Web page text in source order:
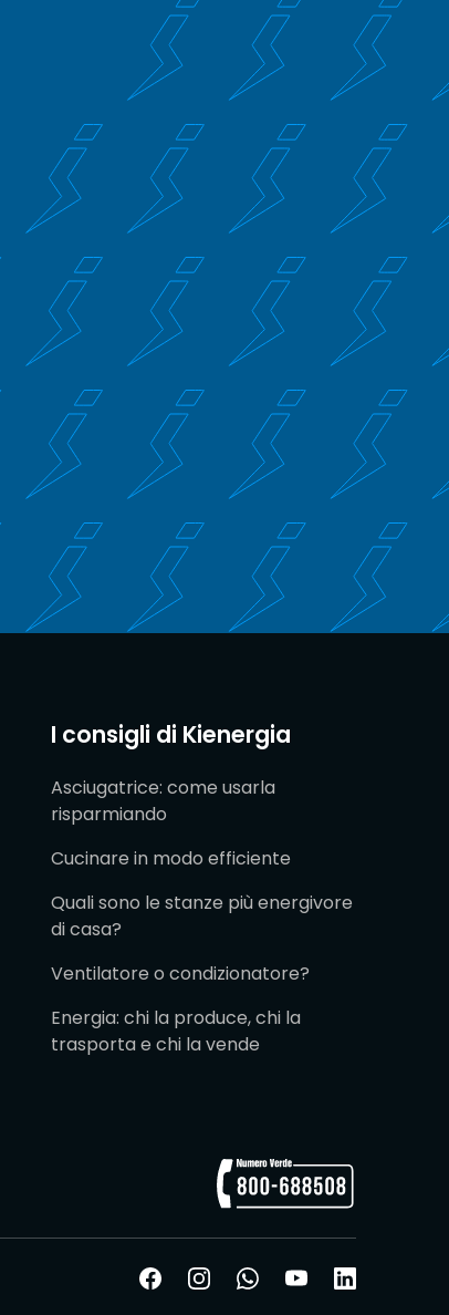
I consigli di Kienergia
Asciugatrice: come usarla
risparmiando
Cucinare in modo efficiente
Quali sono le stanze più energivore
di casa?
Ventilatore o condizionatore?
Energia: chi la produce, chi la
trasporta e chi la vende